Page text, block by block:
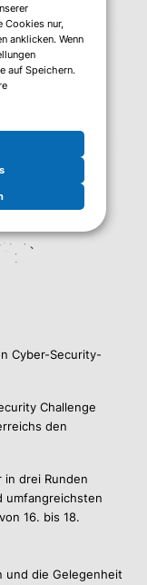
Cyber-Security-
Challenge
den
drei Runden
umfangreichsten
16. bis 18.
und die Gelegenheit
Cookies nur,
anklicken. Wenn
auf Speichern.